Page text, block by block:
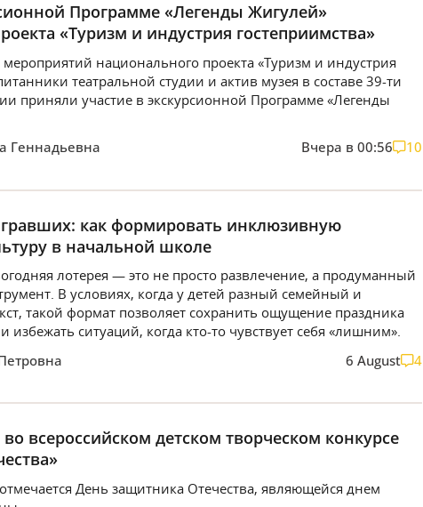
Программе «Легенды Жигулей»
«Туризм и индустрия гостеприимства»
национального проекта «Туризм и индустрия
театральной студии и актив музея в составе 39-ти
приняли участие в экскурсионной Программе «Легенды
Геннадьевна
Вчера в 00:56 10
как формировать инклюзивную
в начальной школе
лотерея — это не просто развлечение, а продуманный
В условиях, когда у детей разный семейный и
такой формат позволяет сохранить ощущение праздника
избежать ситуаций, когда кто-то чувствует себя «лишним».
6 August 4
всероссийском детском творческом конкурсе
День защитника Отечества, являющейся днем